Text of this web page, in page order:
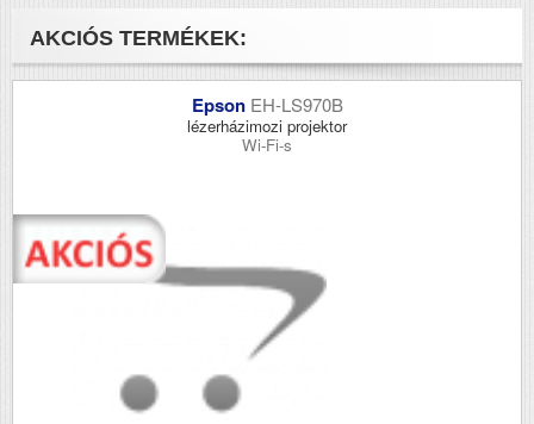
AKCIÓS TERMÉKEK:
Epson EH-LS970B
lézerházimozi projektor
Wi-Fi-s